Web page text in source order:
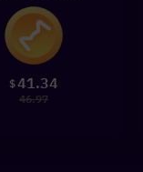
$41.34
46.97